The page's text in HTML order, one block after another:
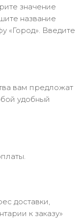
значение
название
«Город». Введите
вам предложат
удобный
доставки,
к заказу»